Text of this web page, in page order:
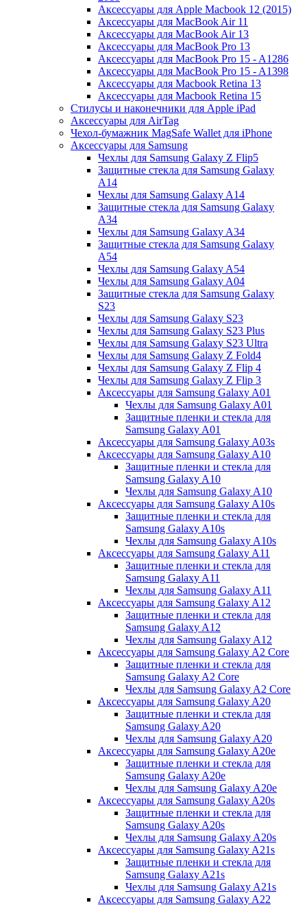
Аксессуары для Apple Macbook 12 (2015)
Аксессуары для MacBook Air 11
Аксессуары для MacBook Air 13
Аксессуары для MacBook Pro 13
Аксессуары для MacBook Pro 15 - A1286
Аксессуары для MacBook Pro 15 - A1398
Аксессуары для Macbook Retina 13
Аксессуары для Macbook Retina 15
Стилусы и наконечники для Apple iPad
Аксессуары для AirTag
Чехол-бумажник MagSafe Wallet для iPhone
Аксессуары для Samsung
Чехлы для Samsung Galaxy Z Flip5
Защитные стекла для Samsung Galaxy
A14
Чехлы для Samsung Galaxy A14
Защитные стекла для Samsung Galaxy
A34
Чехлы для Samsung Galaxy A34
Защитные стекла для Samsung Galaxy
A54
Чехлы для Samsung Galaxy A54
Чехлы для Samsung Galaxy A04
Защитные стекла для Samsung Galaxy
S23
Чехлы для Samsung Galaxy S23
Чехлы для Samsung Galaxy S23 Plus
Чехлы для Samsung Galaxy S23 Ultra
Чехлы для Samsung Galaxy Z Fold4
Чехлы для Samsung Galaxy Z Flip 4
Чехлы для Samsung Galaxy Z Flip 3
Аксессуары для Samsung Galaxy A01
Чехлы для Samsung Galaxy A01
Защитные пленки и стекла для
Samsung Galaxy A01
Аксессуары для Samsung Galaxy A03s
Аксессуары для Samsung Galaxy A10
Защитные пленки и стекла для
Samsung Galaxy A10
Чехлы для Samsung Galaxy A10
Аксессуары для Samsung Galaxy A10s
Защитные пленки и стекла для
Samsung Galaxy A10s
Чехлы для Samsung Galaxy A10s
Аксессуары для Samsung Galaxy A11
Защитные пленки и стекла для
Samsung Galaxy A11
Чехлы для Samsung Galaxy A11
Аксессуары для Samsung Galaxy A12
Защитные пленки и стекла для
Samsung Galaxy A12
Чехлы для Samsung Galaxy A12
Аксессуары для Samsung Galaxy A2 Core
Защитные пленки и стекла для
Samsung Galaxy A2 Core
Чехлы для Samsung Galaxy A2 Core
Аксессуары для Samsung Galaxy A20
Защитные пленки и стекла для
Samsung Galaxy A20
Чехлы для Samsung Galaxy A20
Аксессуары для Samsung Galaxy A20e
Защитные пленки и стекла для
Samsung Galaxy A20e
Чехлы для Samsung Galaxy A20e
Аксессуары для Samsung Galaxy A20s
Защитные пленки и стекла для
Samsung Galaxy A20s
Чехлы для Samsung Galaxy A20s
Аксессуары для Samsung Galaxy A21s
Защитные пленки и стекла для
Samsung Galaxy A21s
Чехлы для Samsung Galaxy A21s
Аксессуары для Samsung Galaxy A22